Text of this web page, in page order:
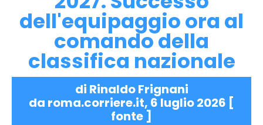
dell'equipaggio ora al
comando della
classifica nazionale
di Rinaldo Frignani
da roma.corriere.it, 6 luglio 2026 [
fonte ]